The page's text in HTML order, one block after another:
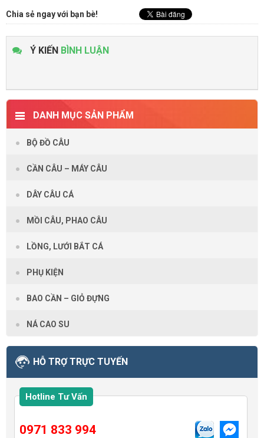
Chia sẻ ngay với bạn bè!
Ý KIẾN BÌNH LUẬN
DANH MỤC SẢN PHẨM
BỘ ĐỒ CÂU
CẦN CÂU – MÁY CÂU
DÂY CÂU CÁ
MỒI CÂU, PHAO CÂU
LỒNG, LƯỚI BẮT CÁ
PHỤ KIỆN
BAO CẦN – GIỎ ĐỰNG
NÁ CAO SU
HỖ TRỢ TRỰC TUYẾN
Hotline Tư Vấn
0971 833 994